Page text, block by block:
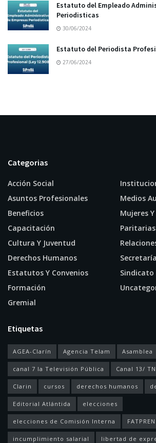
Estatuto del Empleado
Periodisticas
30/06/2024
Estatuto del Periodista
27/06/2024
Categorias
Acción Social
Asuntos Profesionales
Beneficios
Capacitación
Cultura Y Juventud
Derechos Humanos
Estatutos Y Convenios
Formación
Gremial
Medios
Mujeres
Paritarias
Sindicato
Etiquetas
AGEA-Clarín Agencia Telam Asamblea
canal 7 la Televisión Pública Canal 13/ TN
Clarin cursos derechos humanos
Editorial Atlántida elecciones
elecciones de Comisión Interna FATPREN
incumplimiento salarial libertad de